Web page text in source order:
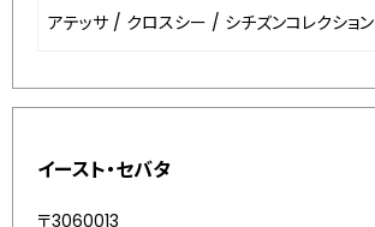
アテッサ / クロスシー / シチズンコレクション
イースト・セバタ
〒3060013